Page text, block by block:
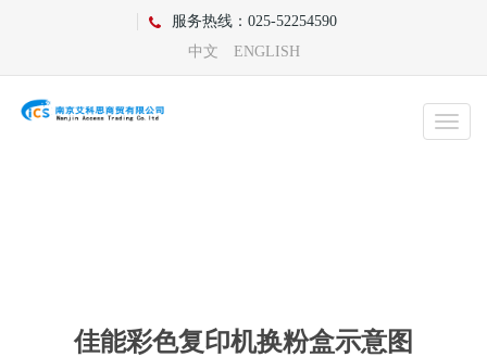
服务热线：025-52254590
中文
ENGLISH
佳能彩色复印机换粉盒示意图